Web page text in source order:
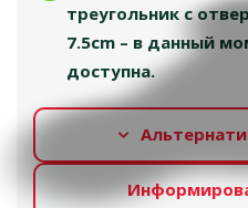
треугольник с
7.5cm – в данный
доступна.